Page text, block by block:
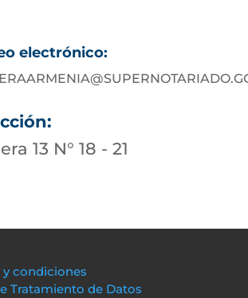
electrónico:
13 N° 18 - 21
y condiciones
Tratamiento de Datos